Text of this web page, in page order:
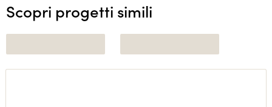
Scopri progetti simili